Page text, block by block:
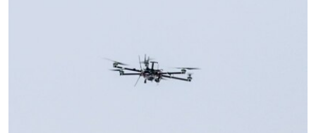
ЯК ОБІЙТИ БЛОКУВАННЯ